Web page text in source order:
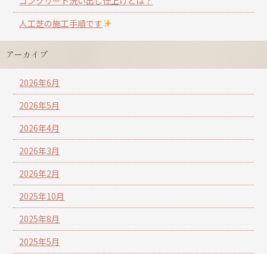
人工芝の施工手順です
アーカイブ
2026年6月
2026年5月
2026年4月
2026年3月
2026年2月
2025年10月
2025年8月
2025年5月